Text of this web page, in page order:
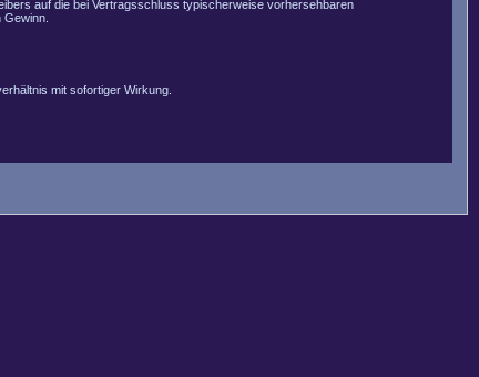
auf die bei Vertragsschluss typischerweise vorhersehbaren
mit sofortiger Wirkung.